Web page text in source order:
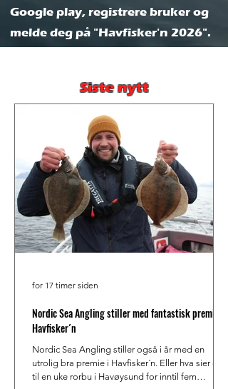
Google play, registrere bruker og
melde deg på "Havfisker'n 2026".
Siste nytt
Nordic Sea Angling stiller med fantastisk premie i
Havfisker´n
Nordic Sea Angling stiller også i år med en
utrolig bra premie i Havfisker´n. Eller hva sier du
til en uke rorbu i Havøysund for inntil fem
for 17 timer siden